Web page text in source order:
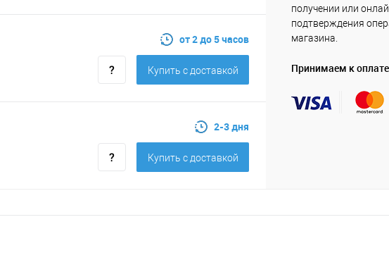
от 2 до 5 часов
Купить c доставкой
2-3 дня
Купить c доставкой
получении или
подтверждения
магазина.
Принимаем к оплате